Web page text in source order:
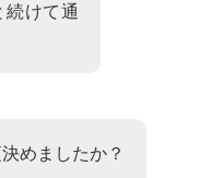
続けて通
めましたか？